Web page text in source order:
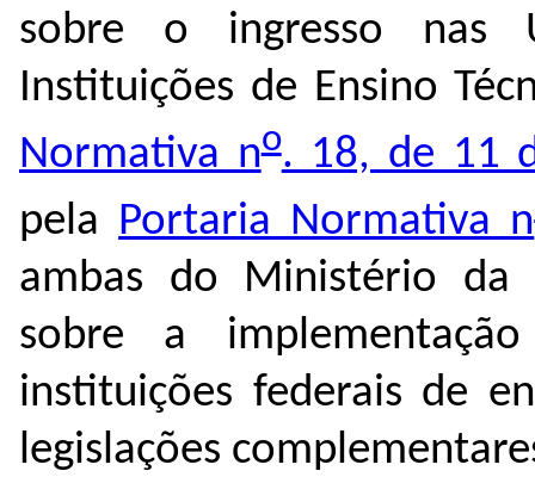
sobre o ingresso nas
Instituições de Ensino
Normativa no. 18, de 11
pela Portaria Normativa n
ambas do Ministério da
sobre a
instituições federais de
legislações